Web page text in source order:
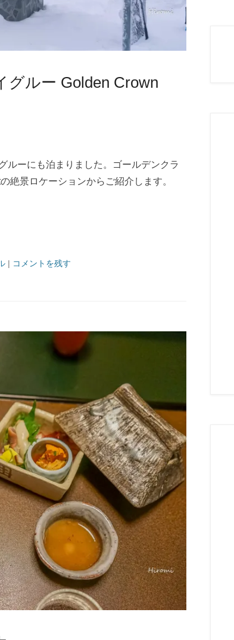
グルー Golden Crown
ルーにも泊まりました。ゴールデンクラ
景ロケーションからご紹介します。
| コメントを残す